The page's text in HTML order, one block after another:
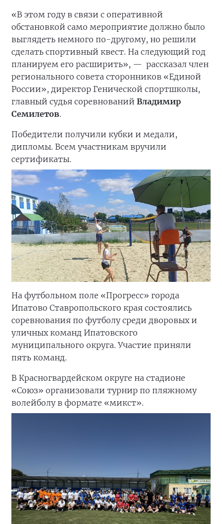
«В этом году в связи с оперативной
обстановкой само мероприятие должно было
выглядеть немного по-другому, но решили
сделать спортивный квест. На следующий год
планируем его расширить», — рассказал член
регионального совета сторонников «Единой
России», директор Генической спортшколы,
главный судья соревнований Владимир
Семилетов.
Победители получили кубки и медали,
дипломы. Всем участникам вручили
сертификаты.
На футбольном поле «Прогресс» города
Ипатово Ставропольского края состоялись
соревнования по футболу среди дворовых и
уличных команд Ипатовского
муниципального округа. Участие приняли
пять команд.
В Красногвардейском округе на стадионе
«Союз» организовали турнир по пляжному
волейболу в формате «микст».